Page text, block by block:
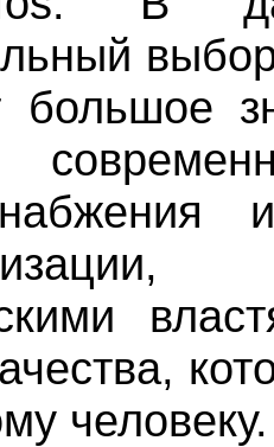
большое
человеку.